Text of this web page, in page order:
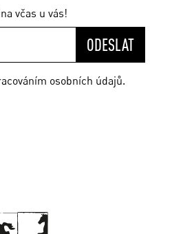
včas u vás!
ODESLAT
osobních údajů.